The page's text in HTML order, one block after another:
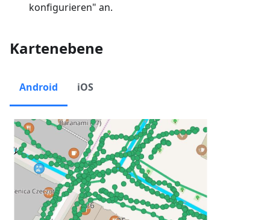
konfigurieren" an.
Kartenebene
Android iOS